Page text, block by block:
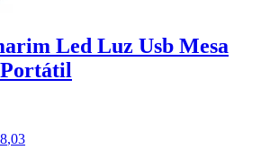
Led Luz Usb Mesa
,03